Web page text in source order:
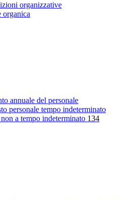
organizzative
organica
annuale del personale
personale tempo indeterminato
a tempo indeterminato 134